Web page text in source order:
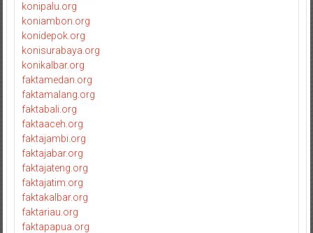
konipalu.org
koniambon.org
konidepok.org
konisurabaya.org
konikalbar.org
faktamedan.org
faktamalang.org
faktabali.org
faktaaceh.org
faktajambi.org
faktajabar.org
faktajateng.org
faktajatim.org
faktakalbar.org
faktariau.org
faktapapua.org